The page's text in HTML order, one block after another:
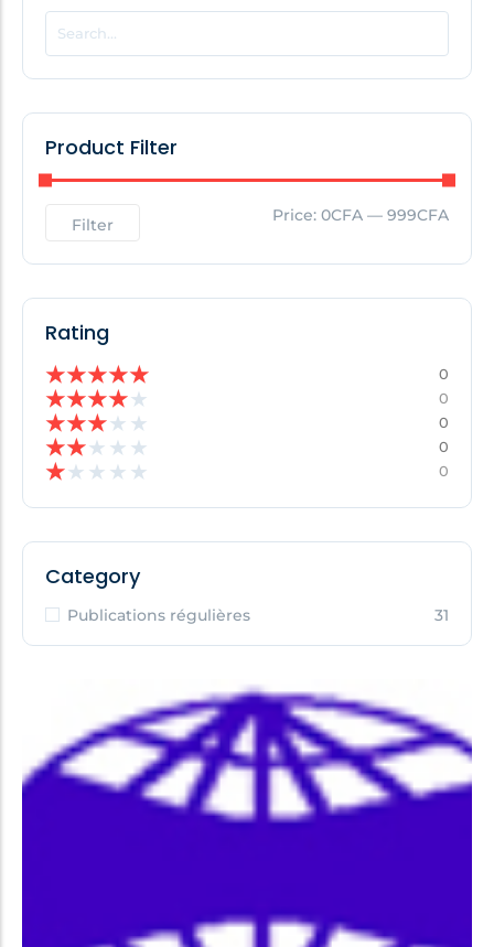
POPULAR THIS WEEK
No Posts Found!
No Posts Found!
Product Filter
Filter Price: 0CFA — 999CFA
Rating
★★★★★ 0
★★★★★ 0
★★★★ ★ 0
★★★ ★ ★ 0
★★ ★ ★ ★ 0
Category
Publications régulières 31